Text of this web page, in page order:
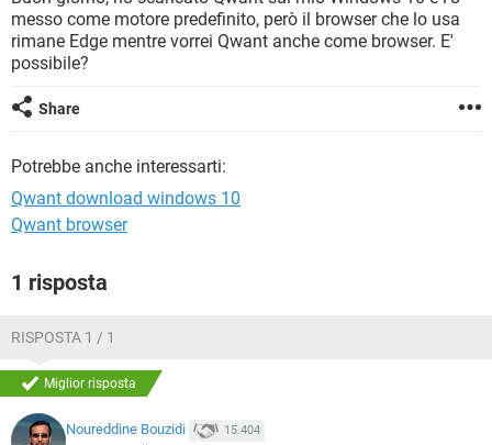
HARDWARE
TIKTOK FACEBOOK
HARDWARE
iOS WINDOWS 10
INSTAGRAM WHATSAPP
HARDWARE
INTRATTENIMENTO ANDROID
iOS
INSTAGRAM
HARDWARE
messo come motore predefinito, però il browser che lo usa
rimane Edge mentre vorrei Qwant anche come browser. E'
possibile?
Share
Potrebbe anche interessarti:
Qwant download windows 10
Qwant browser
1 risposta
RISPOSTA 1 / 1
Miglior risposta
Noureddine Bouzidi 15.404